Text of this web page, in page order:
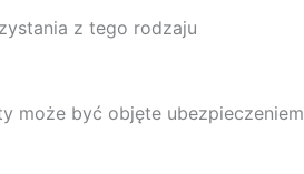
z tego rodzaju
może być objęte ubezpieczeniem